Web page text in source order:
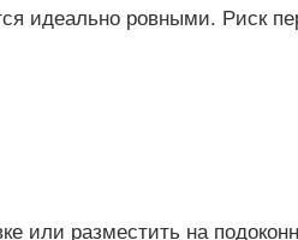
идеально ровными. Риск
или разместить на